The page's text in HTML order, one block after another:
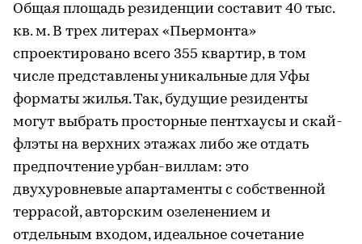
Общая площадь резиденции составит 40 тыс.
кв. м. В трех литерах «Пьермонта»
спроектировано всего 355 квартир, в том
числе представлены уникальные для Уфы
форматы жилья. Так, будущие резиденты
могут выбрать просторные пентхаусы и скай-
флэты на верхних этажах либо же отдать
предпочтение урбан-виллам: это
двухуровневые апартаменты с собственной
террасой, авторским озеленением и
отдельным входом, идеальное сочетание